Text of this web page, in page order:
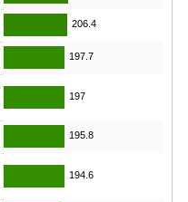
206.4
197.7
197
195.8
194.6